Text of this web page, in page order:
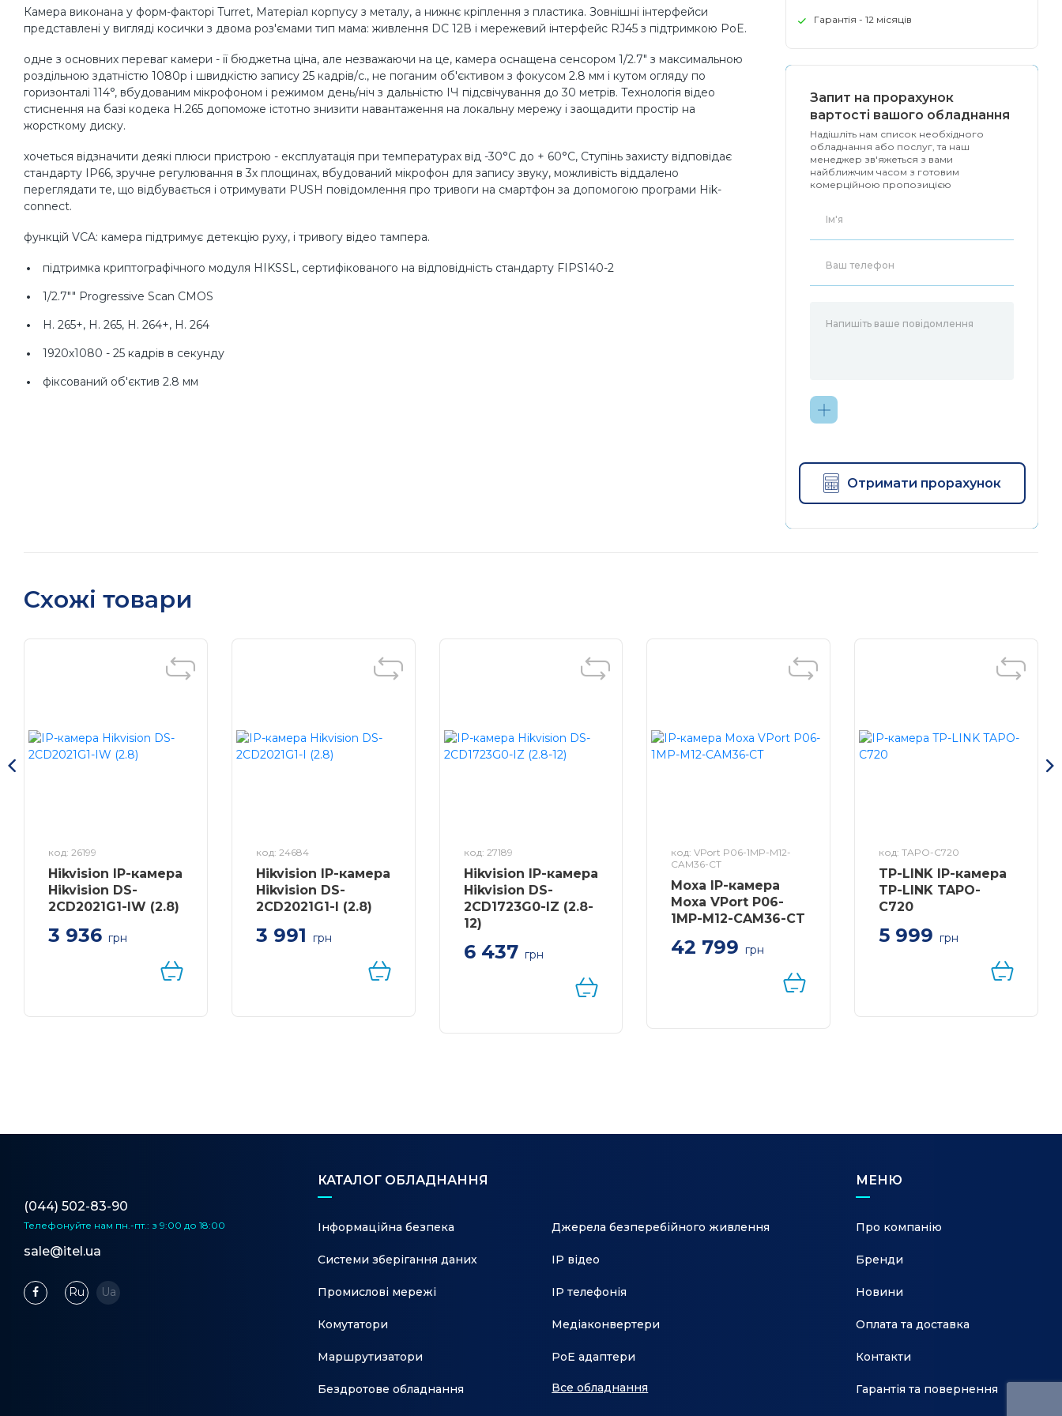
Камера виконана у форм-факторі Turret, Матеріал корпусу з металу, а нижнє кріплення з пластика. Зовнішні інтерфейси
представлені у вигляді косички з двома роз'ємами тип мама: живлення DC 12В і мережевий інтерфейс RJ45 з підтримкою PoE.
одне з основних переваг камери - її бюджетна ціна, але незважаючи на це, камера оснащена сенсором 1/2.7" з максимальною
роздільною здатністю 1080р і швидкістю запису 25 кадрів/с., не поганим об'єктивом з фокусом 2.8 мм і кутом огляду по
горизонталі 114°, вбудованим мікрофоном і режимом день/ніч з дальністю ІЧ підсвічування до 30 метрів. Технологія відео
стиснення на базі кодека Н.265 допоможе істотно знизити навантаження на локальну мережу і заощадити простір на
жорсткому диску.
хочеться відзначити деякі плюси пристрою - експлуатація при температурах від -30°C до + 60°C, Ступінь захисту відповідає
стандарту IP66, зручне регулювання в 3х площинах, вбудований мікрофон для запису звуку, можливість віддалено
переглядати те, що відбувається і отримувати PUSH повідомлення про тривоги на смартфон за допомогою програми Hik-
connect.
функцій VCA: камера підтримує детекцію руху, і тривогу відео тампера.
підтримка криптографічного модуля HIKSSL, сертифікованого на відповідність стандарту FIPS140-2
1/2.7"" Progressive Scan CMOS
H. 265+, H. 265, H. 264+, H. 264
1920х1080 - 25 кадрів в секунду
фіксований об'єктив 2.8 мм
Гарантія - 12 місяців
Запит на прорахунок
вартості вашого обладнання
Надішліть нам список необхідного
обладнання або послуг, та наш
менеджер зв'яжеться з вами
найближчим часом з готовим
комерційною пропозицією
Отримати прорахунок
Схожі товари
код: 26199
Hikvision IP-камера
Hikvision DS-
2CD2021G1-IW (2.8)
3 936 грн
2 Мп ІК відеокамера
Hikvision; матриця: 1/2.
код: 24684
Hikvision IP-камера
Hikvision DS-
2CD2021G1-I (2.8)
3 991 грн
2 Мп ІК відеокамера
Hikvision; матриця: 1/2.
код: 27189
Hikvision IP-камера
Hikvision DS-
2CD1723G0-IZ (2.8-
12)
6 437 грн
2МП IP відеокамера
код: VPort P06-1MP-M12-
CAM36-CT
Moxa IP-камера
Moxa VPort P06-
1MP-M12-CAM36-CT
42 799 грн
Компактна IP-камера
вуличного виконання з
код: TAPO-C720
TP-LINK IP-камера
TP-LINK TAPO-
C720
5 999 грн
(044) 502-83-90
Телефонуйте нам пн.-пт.: з 9:00 до 18:00
sale@itel.ua
Ru Ua
КАТАЛОГ ОБЛАДНАННЯ
Інформаційна безпека
Системи зберігання даних
Промислові мережі
Комутатори
Маршрутизатори
Бездротове обладнання
Джерела безперебійного живлення
IP відео
IP телефонія
Медіаконвертери
PoE адаптери
Все обладнання
МЕНЮ
Про компанію
Бренди
Новини
Оплата та доставка
Контакти
Гарантія та повернення